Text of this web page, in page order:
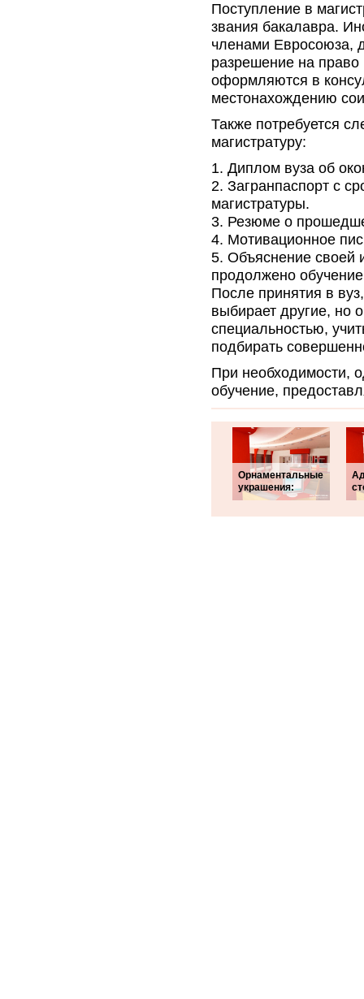
Поступление в
звания бакалавра.
членами Евросоюза,
разрешение на
оформляются в
местонахождению
Также потребуется
магистратуру:
Диплом вуза об
Загранпаспорт с
магистратуры.
Резюме о
Мотивационное
Объяснение своей
продолжено
После принятия в
выбирает другие, но
специальностью,
подбирать
При необходимости,
обучение,
Орнаментальные
украшения: